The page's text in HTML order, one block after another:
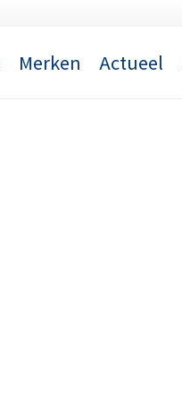
Merken Actueel